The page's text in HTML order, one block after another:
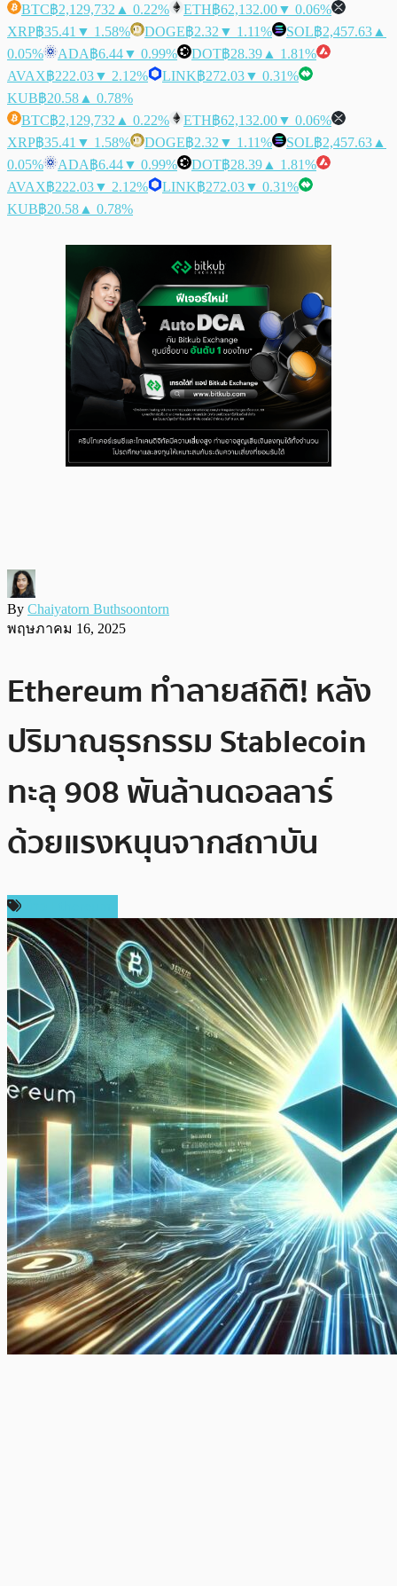
BTC฿2,129,732 ▲ 0.22% ETH฿62,132.00▼ 0.06%
XRP฿35.41 ▼ 1.58% DOGE฿2.32 ▼ 1.11% SOL฿2,457.63 ▲
0.05%
ADA฿6.44▼ 0.99% DOT฿28.39 ▲ 1.81%
AVAX฿222.03▼ 2.12% LINK฿272.03▼ 0.31%
KUB฿20.58 ▲ 0.78%
BTC฿2,129,732 ▲ 0.22% ETH฿62,132.00▼ 0.06%
XRP฿35.41 ▼ 1.58% DOGE฿2.32 ▼ 1.11% SOL฿2,457.63 ▲
0.05%
ADA฿6.44▼ 0.99% DOT฿28.39 ▲ 1.81%
AVAX฿222.03▼ 2.12% LINK฿272.03▼ 0.31%
KUB฿20.58 ▲ 0.78%
By Chaiyatorn Buthsoontorn
พฤษภาคม 16, 2025
Ethereum ทำลายสถิติ! หลัง
ปริมาณธุรกรรม Stablecoin
ทะลุ 908 พันล้านดอลลาร์
ด้วยแรงหนุนจากสถาบัน